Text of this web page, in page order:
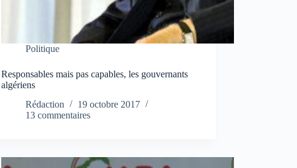
Politique
Responsables mais pas capables, les gouvernants
algériens
Rédaction
19 octobre 2017
13 commentaires